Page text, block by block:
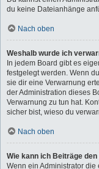
du keine Dateianhänge
Nach oben
Weshalb wurde ich
In jedem Board gibt es
festgelegt werden. Wenn
sie dir eine Verwarnung
der Administration dieses
Verwarnung zu tun hat.
sicher bist, wieso du
Nach oben
Wie kann ich Beiträge
Wenn ein Administrator